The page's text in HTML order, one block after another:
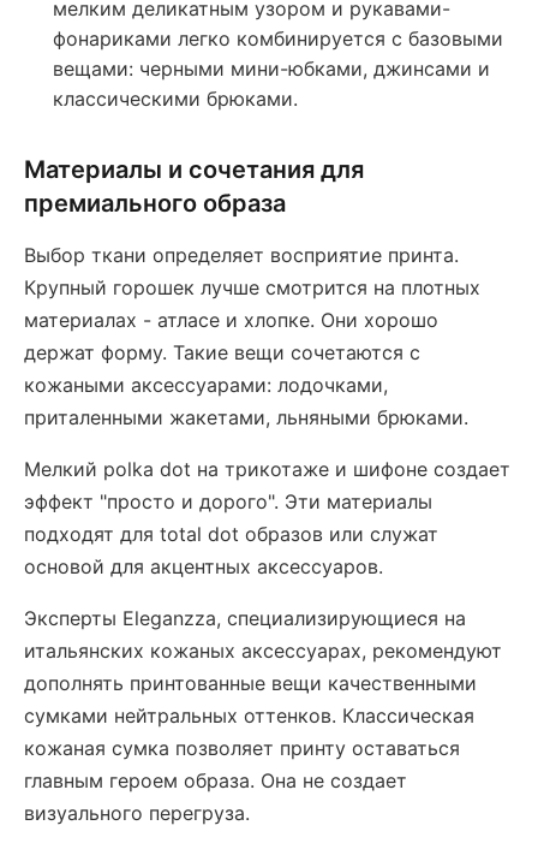
мелким деликатным узором и рукавами-
фонариками легко комбинируется с базовыми
вещами: черными мини-юбками, джинсами и
классическими брюками.
Материалы и сочетания для
премиального образа
Выбор ткани определяет восприятие принта.
Крупный горошек лучше смотрится на плотных
материалах - атласе и хлопке. Они хорошо
держат форму. Такие вещи сочетаются с
кожаными аксессуарами: лодочками,
приталенными жакетами, льняными брюками.
Мелкий polka dot на трикотаже и шифоне создает
эффект "просто и дорого". Эти материалы
подходят для total dot образов или служат
основой для акцентных аксессуаров.
Эксперты Eleganzza, специализирующиеся на
итальянских кожаных аксессуарах, рекомендуют
дополнять принтованные вещи качественными
сумками нейтральных оттенков. Классическая
кожаная сумка позволяет принту оставаться
главным героем образа. Она не создает
визуального перегруза.